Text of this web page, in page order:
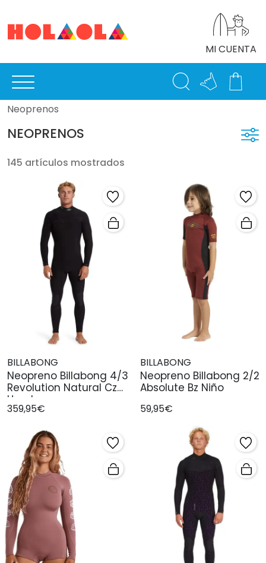
MI CUENTA
Neoprenos
NEOPRENOS
145 artículos mostrados
BILLABONG
Neopreno Billabong 4/3
Revolution Natural Cz
Hombr
359,95€
BILLABONG
Neopreno Billabong 2/2
Absolute Bz Niño
59,95€